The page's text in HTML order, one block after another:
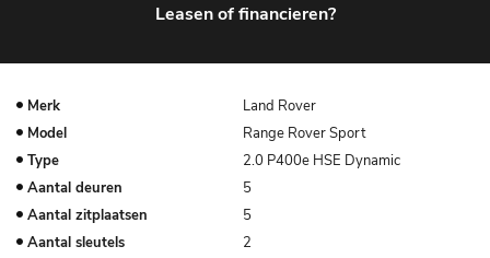
Leasen of financieren?
Merk
Land Rover
Model
Range Rover Sport
Type
2.0 P400e HSE Dynamic
Aantal deuren
5
Aantal zitplaatsen
5
Aantal sleutels
2